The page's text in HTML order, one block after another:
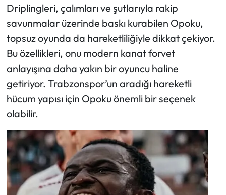
Driplingleri, çalımları ve şutlarıyla rakip
savunmalar üzerinde baskı kurabilen Opoku,
topsuz oyunda da hareketliliğiyle dikkat çekiyor.
Bu özellikleri, onu modern kanat forvet
anlayışına daha yakın bir oyuncu haline
getiriyor. Trabzonspor’un aradığı hareketli
hücum yapısı için Opoku önemli bir seçenek
olabilir.